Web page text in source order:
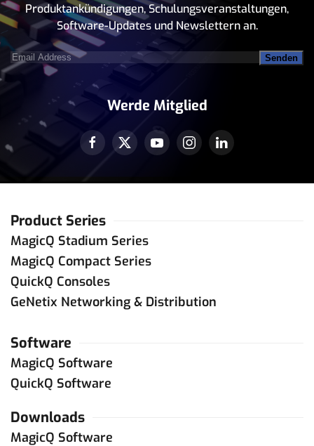
Produktankündigungen, Schulungsveranstaltungen,
Software-Updates und Newslettern an.
Email
Address(erforderlich)
Werde Mitglied
Product Series
MagicQ Stadium Series
MagicQ Compact Series
QuickQ Consoles
GeNetix Networking & Distribution
Software
MagicQ Software
QuickQ Software
Downloads
MagicQ Software